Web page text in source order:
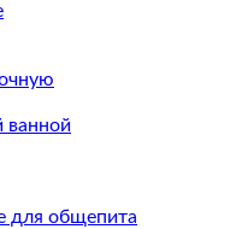
ванной
для общепита